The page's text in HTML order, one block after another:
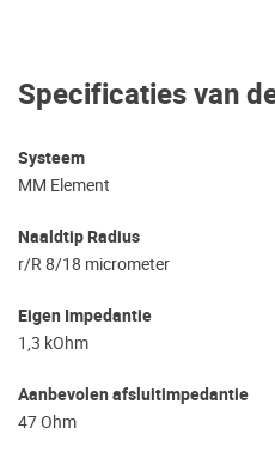
Specificaties van
Systeem
MM Element
Naaldtip Radius
r/R 8/18 micrometer
Eigen Impedantie
1,3 kOhm
Aanbevolen afsluitimpedantie
47 Ohm